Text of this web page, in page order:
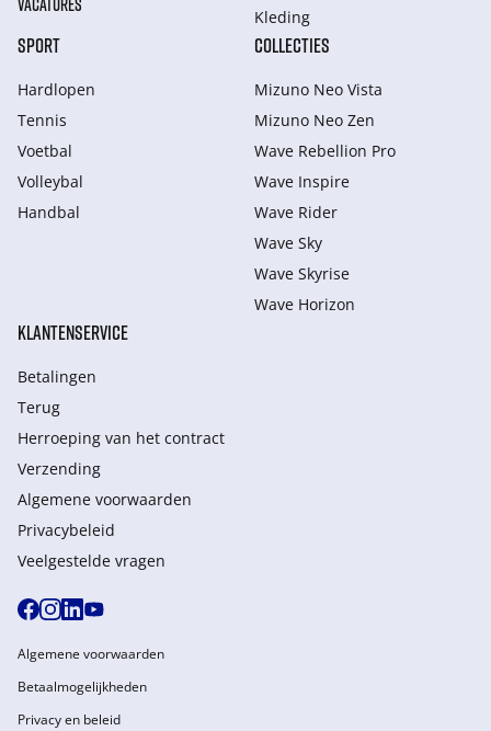
VACATURES
Kleding
SPORT
Hardlopen
Tennis
Voetbal
Volleybal
Handbal
COLLECTIES
Mizuno Neo Vista
Mizuno Neo Zen
Wave Rebellion Pro
Wave Inspire
Wave Rider
Wave Sky
Wave Skyrise
Wave Horizon
KLANTENSERVICE
Betalingen
Terug
Herroeping van het contract
Verzending
Algemene voorwaarden
Privacybeleid
Veelgestelde vragen
Algemene voorwaarden
Betaalmogelijkheden
Privacy en beleid